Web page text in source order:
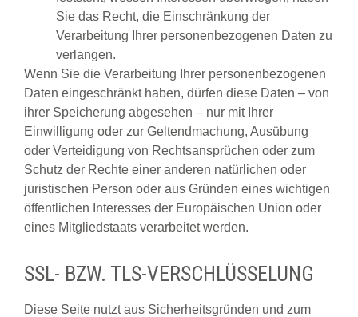
Sie das Recht, die Einschränkung der
Verarbeitung Ihrer personenbezogenen Daten zu
verlangen.
Wenn Sie die Verarbeitung Ihrer personenbezogenen
Daten eingeschränkt haben, dürfen diese Daten – von
ihrer Speicherung abgesehen – nur mit Ihrer
Einwilligung oder zur Geltendmachung, Ausübung
oder Verteidigung von Rechtsansprüchen oder zum
Schutz der Rechte einer anderen natürlichen oder
juristischen Person oder aus Gründen eines wichtigen
öffentlichen Interesses der Europäischen Union oder
eines Mitgliedstaats verarbeitet werden.
SSL- BZW. TLS-VERSCHLÜSSELUNG
Diese Seite nutzt aus Sicherheitsgründen und zum